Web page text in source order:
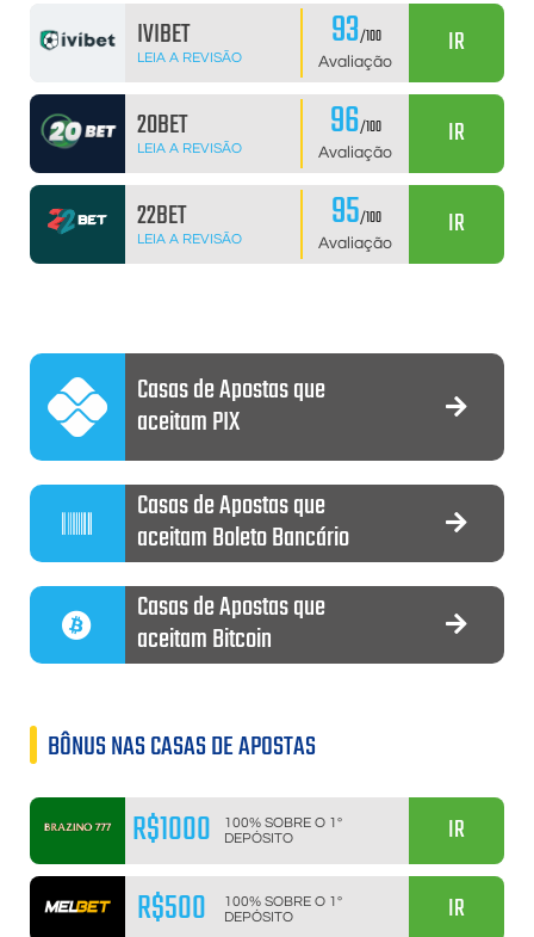
IVIBET
LEIA A REVISÃO 93/100
Avaliação
IR
20BET
LEIA A REVISÃO 96/100
Avaliação
IR
22BET
LEIA A REVISÃO 95/100
Avaliação
IR
Casas de Apostas que
aceitam PIX
Casas de Apostas que
aceitam Boleto Bancário
Casas de Apostas que
aceitam Bitcoin
BÔNUS NAS CASAS DE APOSTAS
R$1000
100% SOBRE O 1º
DEPÓSITO
IR
R$500
100% SOBRE O 1º
DEPÓSITO
IR